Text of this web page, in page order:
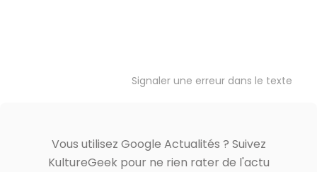
Signaler une erreur dans le texte
Vous utilisez Google Actualités ? Suivez
KultureGeek pour ne rien rater de l'actu